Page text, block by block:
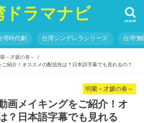
ドラマナビ search
湾時代劇 台湾シンデレラシリーズ 台湾中
～才媛の春～
紹介！オススメの配信先は？日本語字幕でも見れるの？
明蘭～才媛の春～
画メイキングをご紹介！オ
？日本語字幕でも見れる